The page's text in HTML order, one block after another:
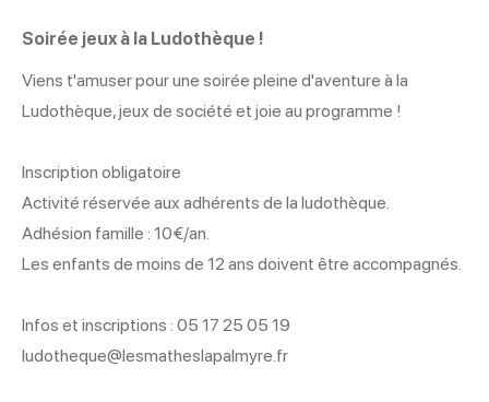
Soirée jeux à la Ludothèque !
Viens t'amuser pour une soirée pleine d'aventure à la
Ludothèque, jeux de société et joie au programme !
Inscription obligatoire
Activité réservée aux adhérents de la ludothèque.
Adhésion famille : 10€/an.
Les enfants de moins de 12 ans doivent être accompagnés.
Infos et inscriptions : 05 17 25 05 19
ludotheque@lesmatheslapalmyre.fr